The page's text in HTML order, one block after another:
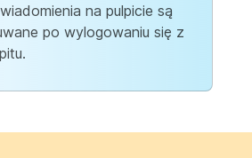
na pulpicie są
po wylogowaniu się z